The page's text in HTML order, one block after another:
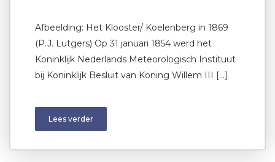
Afbeelding: Het Klooster/ Koelenberg in 1869
(P.J. Lutgers) Op 31 januari 1854 werd het
Koninklijk Nederlands Meteorologisch Instituut
bij Koninklijk Besluit van Koning Willem III […]
Lees verder